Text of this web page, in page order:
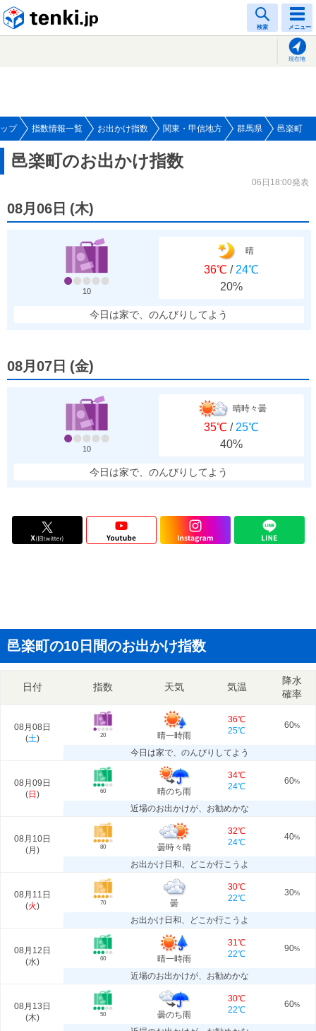
検索 メニュー
現在地
プ 指数情報一覧 お出かけ指数 関東・甲信地方 群馬県 邑楽町
邑楽町のお出かけ指数
06日18:00発表
08月06日 (木)
10
晴
36℃ / 24℃
20%
今日は家で、のんびりしてよう
08月07日 (金)
10
晴時々曇
35℃ / 25℃
40%
今日は家で、のんびりしてよう
邑楽町の10日間のお出かけ指数
日付 指数 天気 気温
降水
確率
08月08日
(土) 20 晴一時雨
36℃
25℃
60%
今日は家で、のんびりしてよう
08月09日
(日 ) 60 晴のち雨
34℃
24℃
60%
近場のお出かけが、お勧めかな
08月10日
(月 ) 80 曇時々晴
32℃
24℃
40%
お出かけ日和、どこか行こうよ
08月11日
(火) 70 曇
30℃
22℃
30%
お出かけ日和、どこか行こうよ
08月12日
(水) 60 晴一時雨
31℃
22℃
90%
近場のお出かけが、お勧めかな
08月13日
(木) 50 曇のち雨
30℃
22℃
60%